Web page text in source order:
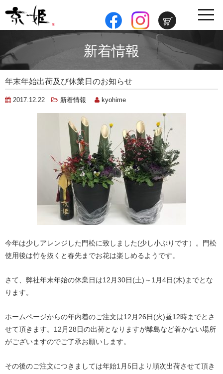
toggle
新着情報
年末年始出荷及び休業日のお知らせ
2017.12.22 新着情報 kyohime
今年は少しアレンジした門松に致しました(少し小ぶりです）。門松
使用後は竹を抜くと春先までお花は楽しめるようです。
さて、弊社年末年始の休業日は12月30日(土)～1月4日(木)までとな
ります。
ホームページからの年内着のご注文は12月26日(火)昼12時までとさ
せて頂きます。12月28日の出荷となりますが離島など着かない場所
がございますのでご了承お願いします。
その後のご注文につきましては年始1月5日より順次出荷させて頂き